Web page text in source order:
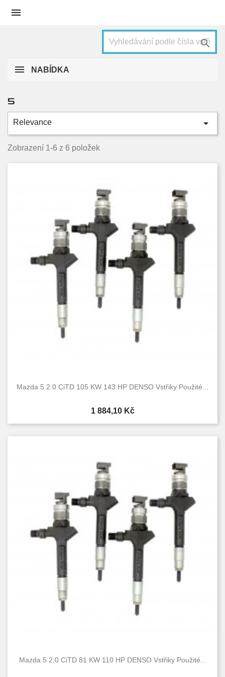


NABÍDKA
1.6 CiTD
2
5
Relevance 
Zobrazení 1-6 z 6 položek
Mazda 5 2.0 CiTD 105 KW 143 HP DENSO Vstřiky Použité...
Cena
1 884,10 Kč
Mazda 5 2.0 CiTD 81 KW 110 HP DENSO Vstřiky Použité...